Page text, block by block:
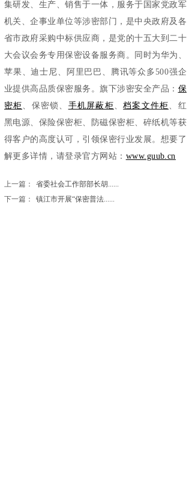
集研发、生产、销售于一体，服务于国家党政军
机关、企事业单位等涉密部门，是中央政府及各
省市政府采购中标供应商，是党的十五大到二十
大会议会务专用保密设备服务商。同时为华为、
苹果、迪士尼、阿里巴巴、腾讯等众多500强企
业提供高品质保密服务。旗下涉密安全产品： 保
密柜、保密锁、 手机屏蔽柜、档案文件柜、红
黑电源、保险保密柜、防磁保密柜、碎纸机等获
得客户的高度认可，引领保密行业发展。想要了
解更多详情，请登录官方网站： www.guub.cn
上一篇：
省委社会工作部部长胡......
下一篇：
镇江市开展“保密普法......